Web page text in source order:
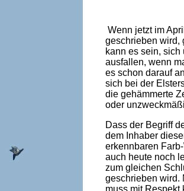
Wenn jetzt im
geschrieben wird,
kann es sein,
ausfallen, wenn
es schon darauf
sich bei der
die gehämmerte
oder
Dass der Begriff
dem Inhaber
erkennbaren
auch heute noch
zum gleichen
geschrieben wird.
muss mit Respekt